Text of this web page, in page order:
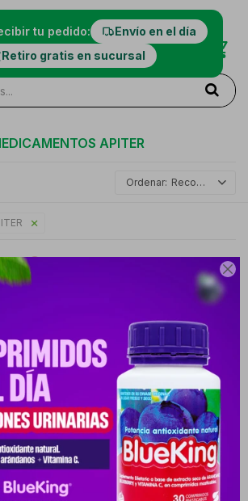

tu pedido:
Envío en el día
Retiro gratis en sucursal
APITER
Recomendados
NF